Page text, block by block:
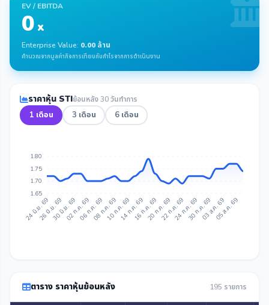
EV / EBITDA
0 x
Enterprise Value: 0.00 ล้าน
คำนวณจากมูลค่ากิจการเทียบกับกำไรจากการดำเนินงาน
ราคาหุ้น STIย้อนหลัง 30 วันทำการ
1 เดือน 3 เดือน 6 เดือน
1.80
1.75
1.70
1.65
24 มิ.ย. 6926 มิ.ย. 6930 มิ.ย. 6902 ก.ค. 6906 ก.ค. 6908 ก.ค. 6910 ก.ค. 6914 ก.ค. 6916 ก.ค. 6920 ก.ค. 6922 ก.ค. 6924 ก.ค. 6930 ก.ค. 6903 ส.ค. 6905 ส.ค. 69
ตาราง ราคาหุ้นย้อนหลัง 195 รายการ